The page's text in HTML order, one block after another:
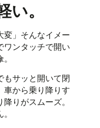
。
変」そんなイメー
ワンタッチで開い
もサッと開いて閉
車から乗り降りす
りがスムーズ。